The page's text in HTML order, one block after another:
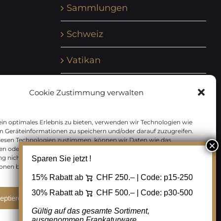
Cookie Zustimmung verwalten
optimales Erlebnis zu bieten, verwenden wir Technologien wie
Geräteinformationen zu speichern und/oder darauf zuzugreifen.
Technologien zustimmen, können wir Daten wie das
oder eindeutige IDs auf dieser Website verarbeiten. Wenn Sie Ihre
nicht erteilen oder zurückziehen, können bestimmte Merkmale
beeinträchtigt werden.
Ablehnen Cookie Einstellungen
Sammlungen
Schweiz
Vatikan
Zensurbelege Österreich
Zensurbelege Schweiz
Sparen Sie jetzt !
15% Rabatt ab CHF 250.– | Code: p15-250
30% Rabatt ab
CHF 500.– | Code: p30-500
Gültig auf das gesamte Sortiment,